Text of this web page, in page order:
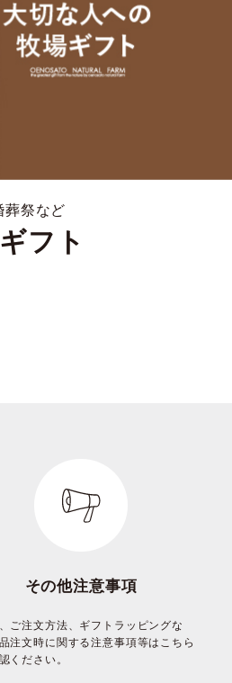
葬祭など
フト
その他注意事項
ご注文方法、ギフトラッピングな
注文時に関する注意事項等はこちら
ください。